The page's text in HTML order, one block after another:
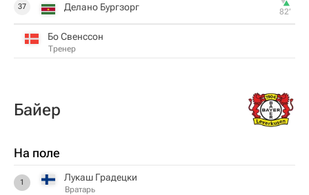
37 Делано Бургзорг 82‎’‎
Бо Свенссон
Тренер
Байер
На поле
1 Лукаш Градецки
Вратарь